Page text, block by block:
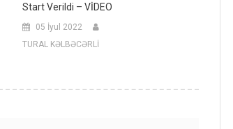
Start Verildi – VİDEO
05 İyul 2022
TURAL KƏLBƏCƏRLİ